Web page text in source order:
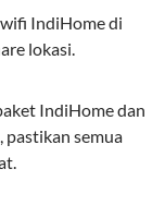
yang
premium.
baik untuk
Paket
IndiHome di
lokasi.
IndiHome dan
pastikan semua